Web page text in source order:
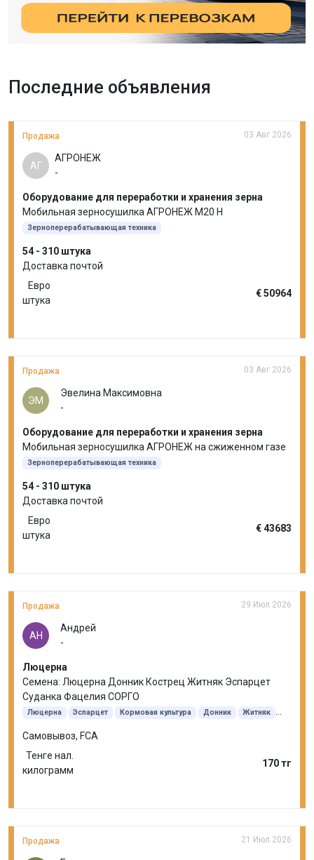
Последние объявления
Продажа 03 Авг 2026
АГ
АГРОНЕЖ
-
Оборудование для переработки и хранения зерна
Мобильная зерносушилка АГРОНЕЖ М20 Н
Зерноперерабатывающая техника
54 - 310 штука
Доставка почтой
Евро
штука
€ 50964
Продажа 03 Авг 2026
ЭМ
Эвелина Максимовна
-
Оборудование для переработки и хранения зерна
Мобильная зерносушилка АГРОНЕЖ на сжиженном газе
Зерноперерабатывающая техника
54 - 310 штука
Доставка почтой
Евро
штука
€ 43683
Продажа 29 Июл 2026
АН
Андрей
-
Люцерна
Семена: Люцерна Донник Кострец Житняк Эспарцет
Суданка Фацелия СОРГО
Люцерна Эспарцет Кормовая культура Донник
Житняк
Самовывоз, FCA
Тенге нал.
килограмм
170 тг
Продажа 21 Июл 2026